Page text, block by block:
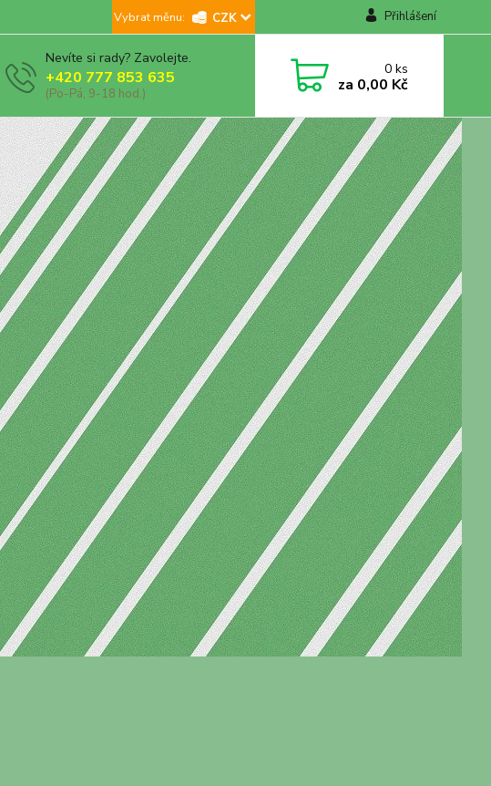
CZK Přihlášení
Nevíte si rady? Zavolejte.
+420 777 853 635
(Po-Pá, 9-18 hod.)
0ks
za 0,00 Kč